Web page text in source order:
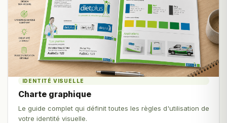
IDENTITÉ VISUELLE
Charte graphique
Le guide complet qui définit toutes les règles d'utilisation de
votre identité visuelle.